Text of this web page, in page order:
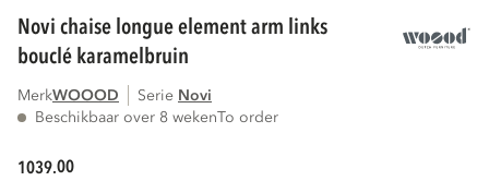
novi chaise longue element arm links
bouclé karamelbruin
MerkWOOOD Serie
novi
Beschikbaar over 8 wekenTo order
1039.00